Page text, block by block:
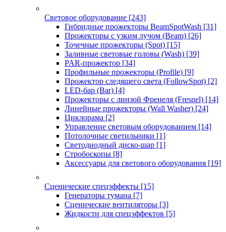
Световое оборудование [243]
Гибридные прожекторы BeamSpotWash [31]
Прожекторы с узким лучом (Beam) [26]
Точечные прожекторы (Spot) [15]
Заливные световые головы (Wash) [39]
PAR-прожектор [34]
Профильные прожекторы (Profile) [9]
Прожектор следящего света (FollowSpot) [2]
LED-бар (Bar) [4]
Прожекторы с линзой Френеля (Fresnel) [14]
Линейные прожекторы (Wall Washer) [24]
Циклорама [2]
Управление световым оборудованием [14]
Потолочные светильники [1]
Светодиодный диско-шар [1]
Стробоскопы [8]
Аксессуары для светового оборудования [19]
Сценические спецэффекты [15]
Генераторы тумана [7]
Сценические вентиляторы [3]
Жидкости для спецэффектов [5]